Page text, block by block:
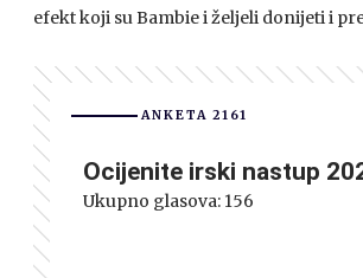
efekt koji su Bambie i željeli donijeti i
ANKETA 2161
Ocijenite irski nastup
Ukupno glasova: 156